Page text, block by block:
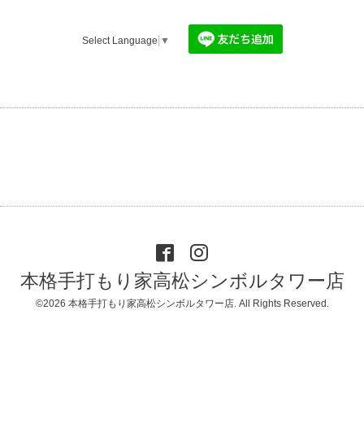
Select Language ▼
本格手打もり家高松シンボルタワー店
©2026 本格手打もり家高松シンボルタワー店. All Rights Reserved.